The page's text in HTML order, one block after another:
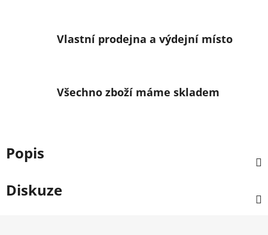
Vlastní prodejna a výdejní místo
Všechno zboží máme skladem
Popis
Diskuze